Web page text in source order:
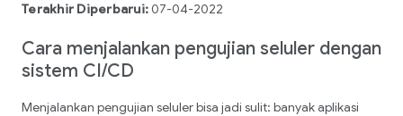
Terakhir Diperbarui: 07-04-2022
Cara menjalankan pengujian seluler dengan
sistem CI/CD
Menjalankan pengujian seluler bisa jadi sulit: banyak aplikasi